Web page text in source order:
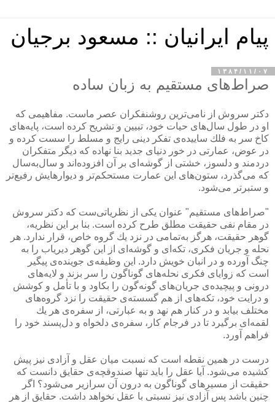
پیام ایرانیان :: مسعود برجیان
۱۳۸۴/۱۱/۰۷
صراط‌های مستقیم به زبان ساده
دكتر سروش از نامی‌ترین روشنفكران عصر ماست. مفاهیمی كه
او در طول سال‌های حیات خود، تبیین و تشریح كرده است،‌ پایه‌های
كاخ سر به فلك ساییده‌ی تفكر دینی رایج و مسلط را سست كرده و
در عوض، عمارتی در خور دنیای جدید بنا نهاده كه دیگر متفكران
دردمند و دلسوز، خشتی از گوشه‌ای بر آن افزوده‌اند و سال‌به‌سال
كه می‌گذرد، ستون‌های این عمارت مستحكم‌تر و دیوارهایش رفیع‌تر
و ستبرتر می‌شود.
"صراط‌های مستقیم" عنوان یكی از نظریاتی‌ست كه دكتر سروش
در مقام نفی حقیقت مطلق طرح كرده است. بنا بر این نظریه،
گوهر حقیقت، هرگز به‌تمامی در نزد یك گروه خاص، قرار ندارد. هر
نحله و جریان فكری، تكه‌ای و گوشه‌ای از این گوهر دیریاب را به
چنگ آورده و در انبان خویش دارد. این وظیفه‌ی جوینده‌ی پیگیر
است كه زوایای فكری نحله‌های گوناگون را سر بزند و لایه‌های
درونی و پیچیده‌ی جریان‌های گونه‌گون را بكاود و با تأمل و كوشش
و درایت خود، تكه‌های از هم گسسته‌ی حقیقت را نزد گروه‌های
مختلف بیابد و در كنار هم نهد و به عبارتی، از سفره‌ی هر یك
لقمه‌ای برگیرد تا در فرجام كار، سفره‌ی دلخواه و دل‌پسند خود را
فراهم آورد.
درست در همین نقطه است كه نسبت میان عقل و آزادی نیز پیش
كشیده می‌شود. آیا عقل را باید تنها صندوقچه‌ی حقایق دانست كه
حقیقت از مسیرهای گوناگون به درون آن سرازیر می‌شود؟ اگر
چنین باشد پس آزادی نیز نسبتی با عقل نخواهد داشت. حقایق از هر